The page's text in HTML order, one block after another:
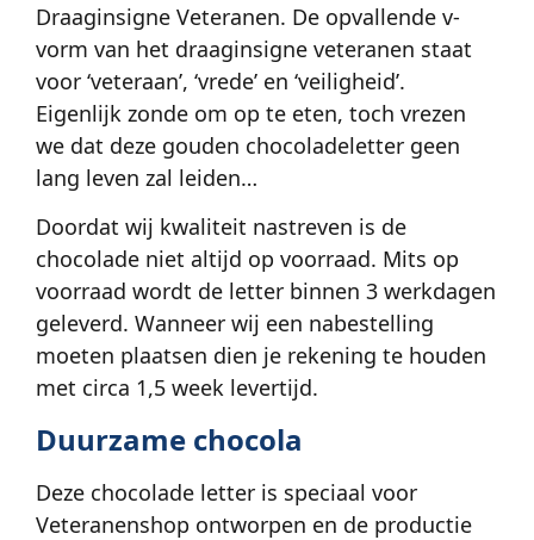
Draaginsigne Veteranen. De opvallende v-
vorm van het draaginsigne veteranen staat
voor ‘veteraan’, ‘vrede’ en ‘veiligheid’.
Eigenlijk zonde om op te eten, toch vrezen
we dat deze gouden chocoladeletter geen
lang leven zal leiden…
Doordat wij kwaliteit nastreven is de
chocolade niet altijd op voorraad. Mits op
voorraad wordt de letter binnen 3 werkdagen
geleverd. Wanneer wij een nabestelling
moeten plaatsen dien je rekening te houden
met circa 1,5 week levertijd.
Duurzame chocola
Deze chocolade letter is speciaal voor
Veteranenshop ontworpen en de productie